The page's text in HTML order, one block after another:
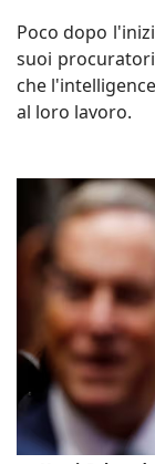
Poco dopo
suoi
che
al loro lavoro.